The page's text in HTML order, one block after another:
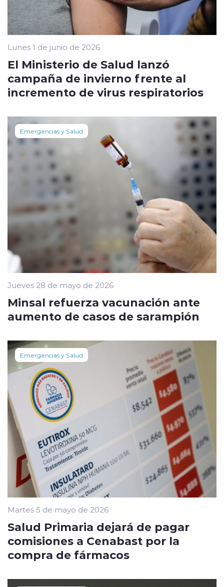
Lunes 1 de junio de 2026
El Ministerio de Salud lanzó
campaña de invierno frente al
incremento de virus respiratorios
Emergencias y Salud
Jueves 28 de mayo de 2026
Minsal refuerza vacunación ante
aumento de casos de sarampión
Emergencias y Salud
Martes 5 de mayo de 2026
Salud Primaria dejará de pagar
comisiones a Cenabast por la
compra de fármacos